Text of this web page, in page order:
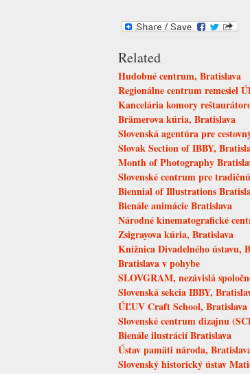
Related
Hudobné centrum, Bratislava
Regionálne centrum remesiel
Kancelária komory
Brämerova kúria, Bratislava
Slovenská agentúra pre
Slovak Section of IBBY,
Month of Photography
Slovenské centrum pre
Biennial of Illustrations
Bienále animácie Bratislava
Národné kinematografické
Zsigrayova kúria, Bratislava
Knižnica Divadelného ústavu,
Bratislava v pohybe
SLOVGRAM, nezávislá
Slovenská sekcia IBBY,
ÚĽUV Craft School, Bratislava
Slovenské centrum dizajnu
Bienále ilustrácií Bratislava
Ústav pamäti národa,
Slovenský historický ústav